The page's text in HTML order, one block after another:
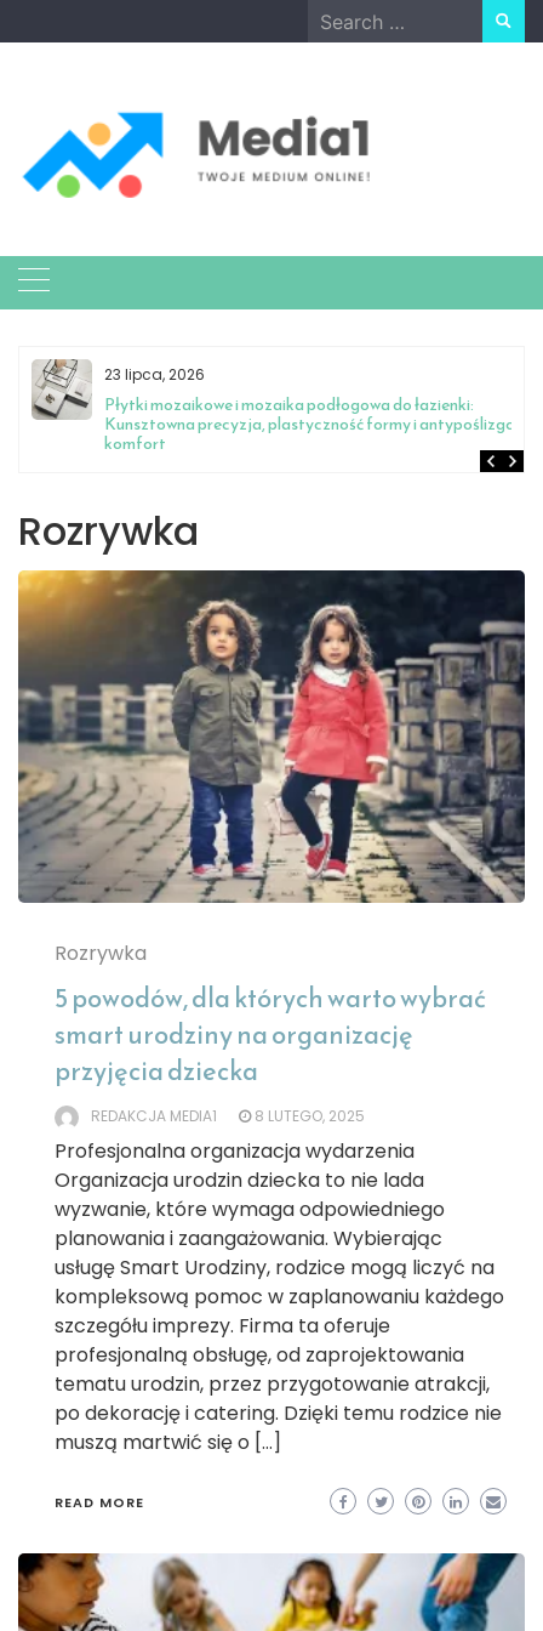
to
Search
for:
23 lipca, 2026
Płytki mozaikowe i mozaika podłogowa do łazienki:
Kunsztowna precyzja, plastyczność formy i antypoślizgowy
komfort
Rozrywka
Rozrywka
5 powodów, dla których warto wybrać
smart urodziny na organizację
przyjęcia dziecka
REDAKCJA MEDIA1 8 LUTEGO, 2025
Profesjonalna organizacja wydarzenia
Organizacja urodzin dziecka to nie lada
wyzwanie, które wymaga odpowiedniego
planowania i zaangażowania. Wybierając
usługę Smart Urodziny, rodzice mogą liczyć na
kompleksową pomoc w zaplanowaniu każdego
szczegółu imprezy. Firma ta oferuje
profesjonalną obsługę, od zaprojektowania
tematu urodzin, przez przygotowanie atrakcji,
po dekorację i catering. Dzięki temu rodzice nie
muszą martwić się o […]
READ MORE